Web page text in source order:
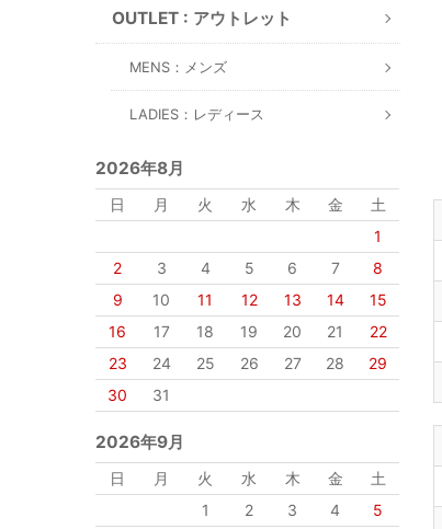
OUTLET : アウトレット
MENS：メンズ
LADIES：レディース
2026年8月
日 月 火 水 木 金
土
1
2
3 4 5 6 7
8
9
10 11 12 13 14
15
16
17 18 19 20 21
22
23
24 25 26 27 28
29
30
31
2026年9月
日 月 火 水 木 金
土
1
2 3 4
5